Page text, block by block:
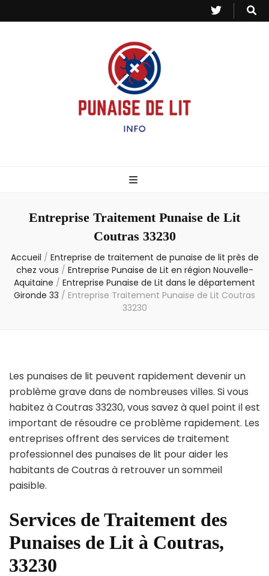
– Info
Entreprise Traitement Punaise de Lit
Coutras 33230
Accueil / Entreprise de traitement de punaise de lit près de
chez vous / Entreprise Punaise de Lit en région Nouvelle-
Aquitaine / Entreprise Punaise de Lit dans le département
Gironde 33 / Entreprise Traitement Punaise de Lit Coutras
33230
Les punaises de lit peuvent rapidement devenir un
problème grave dans de nombreuses villes. Si vous
habitez à Coutras 33230, vous savez à quel point il est
important de résoudre ce problème rapidement. Les
entreprises offrent des services de traitement
professionnel des punaises de lit pour aider les
habitants de Coutras à retrouver un sommeil
paisible.
Services de Traitement des
Punaises de Lit à Coutras,
33230